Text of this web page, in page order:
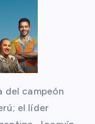
del campeón
el líder